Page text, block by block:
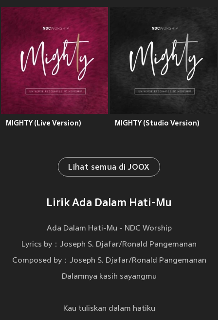
MIGHTY (Live Version) MIGHTY (Studio Version)
Lihat semua di JOOX
Lirik Ada Dalam Hati-Mu
Ada Dalam Hati-Mu - NDC Worship
Lyrics by：Joseph S. Djafar/Ronald Pangemanan
Composed by：Joseph S. Djafar/Ronald Pangemanan
Dalamnya kasih sayangmu
Kau tuliskan dalam hatiku